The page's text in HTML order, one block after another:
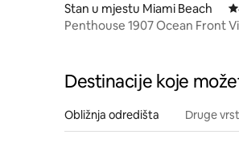
Stan u mjestu Miami Beach
Penthouse 1907 Ocean Front
Destinacije koje
Obližnja odredišta Druge